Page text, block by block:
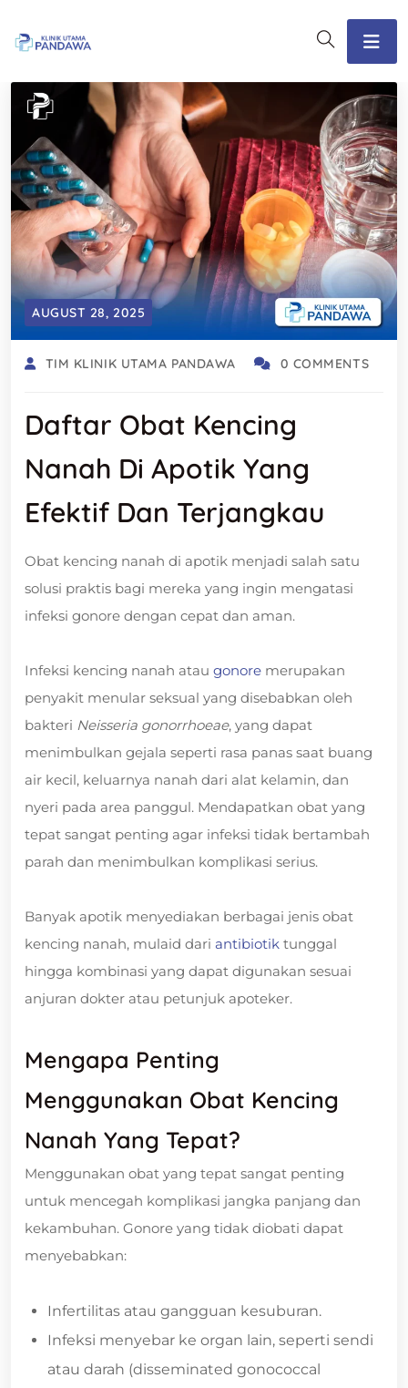
AUGUST 28, 2025
TIM KLINIK UTAMA PANDAWA 0 COMMENTS
Daftar Obat Kencing
Nanah Di Apotik Yang
Efektif Dan Terjangkau
Obat kencing nanah di apotik menjadi salah satu
solusi praktis bagi mereka yang ingin mengatasi
infeksi gonore dengan cepat dan aman.
Infeksi kencing nanah atau gonore merupakan
penyakit menular seksual yang disebabkan oleh
bakteri Neisseria gonorrhoeae, yang dapat
menimbulkan gejala seperti rasa panas saat buang
air kecil, keluarnya nanah dari alat kelamin, dan
nyeri pada area panggul. Mendapatkan obat yang
tepat sangat penting agar infeksi tidak bertambah
parah dan menimbulkan komplikasi serius.
Banyak apotik menyediakan berbagai jenis obat
kencing nanah, mulaid dari antibiotik tunggal
hingga kombinasi yang dapat digunakan sesuai
anjuran dokter atau petunjuk apoteker.
Mengapa Penting
Menggunakan Obat Kencing
Nanah Yang Tepat?
Menggunakan obat yang tepat sangat penting
untuk mencegah komplikasi jangka panjang dan
kekambuhan. Gonore yang tidak diobati dapat
menyebabkan:
Infertilitas atau gangguan kesuburan.
Infeksi menyebar ke organ lain, seperti sendi
atau darah (disseminated gonococcal